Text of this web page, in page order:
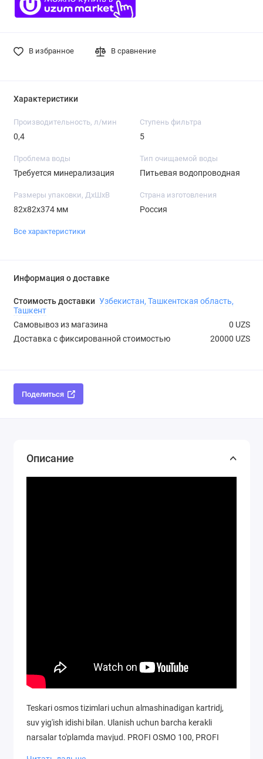
В избранное В сравнение
Характеристики
Производительность, л/мин
0,4
Ступень фильтра
5
Проблема воды
Требуется минерализация
Тип очищаемой воды
Питьевая водопроводная
Размеры упаковки, ДхШхВ
82x82x374 мм
Страна изготовления
Россия
Все характеристики
Информация о доставке
Стоимость доставки Узбекистан, Ташкентская область,
Ташкент
Самовывоз из магазина
0 UZS
Доставка с фиксированной стоимостью
20000 UZS
Поделиться
Описание
Teskari osmos tizimlari uchun almashinadigan kartridj,
suv yig'ish idishi bilan. Ulanish uchun barcha kerakli
narsalar to'plamda mavjud. PROFI OSMO 100, PROFI